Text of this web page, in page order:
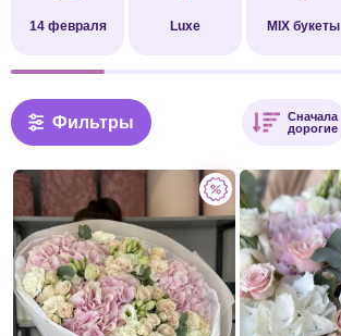
14 февраля Luxe MIX букеты
Фильтры
Сначала
дорогие